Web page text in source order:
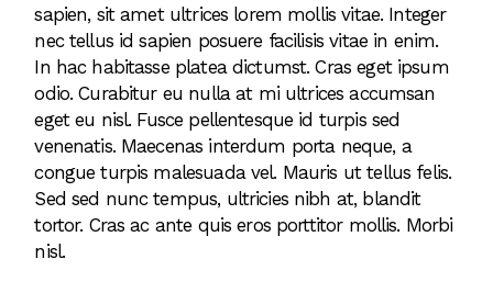
sapien, sit amet ultrices lorem mollis vitae. Integer
nec tellus id sapien posuere facilisis vitae in enim.
In hac habitasse platea dictumst. Cras eget ipsum
odio. Curabitur eu nulla at mi ultrices accumsan
eget eu nisl. Fusce pellentesque id turpis sed
venenatis. Maecenas interdum porta neque, a
congue turpis malesuada vel. Mauris ut tellus felis.
Sed sed nunc tempus, ultricies nibh at, blandit
tortor. Cras ac ante quis eros porttitor mollis. Morbi
nisl.